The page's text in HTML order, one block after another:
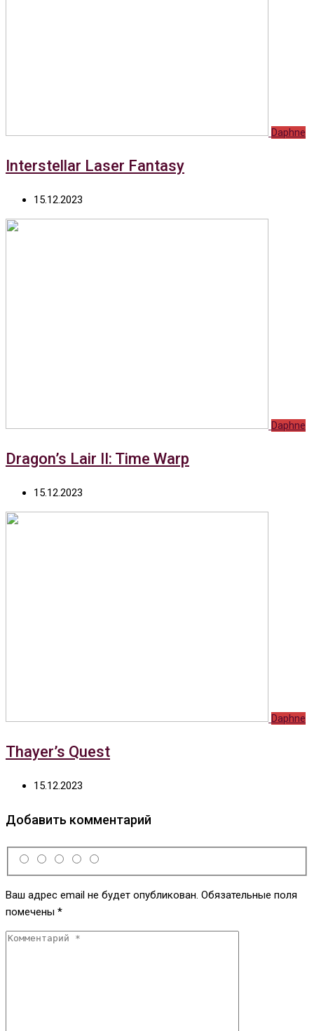
Daphne
Interstellar Laser Fantasy
15.12.2023
Daphne
Dragon’s Lair II: Time Warp
15.12.2023
Daphne
Thayer’s Quest
15.12.2023
Добавить комментарий
Ваш адрес email не будет опубликован. Обязательные поля
помечены *